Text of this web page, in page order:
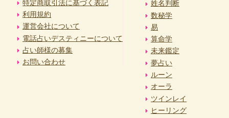
特定商取引法に基づく表記
利用規約
運営会社について
電話占いデスティニーについて
占い師様の募集
お問い合わせ
姓名判断
数秘学
易
算命学
未来鑑定
夢占い
ルーン
オーラ
ツインレイ
ヒーリング